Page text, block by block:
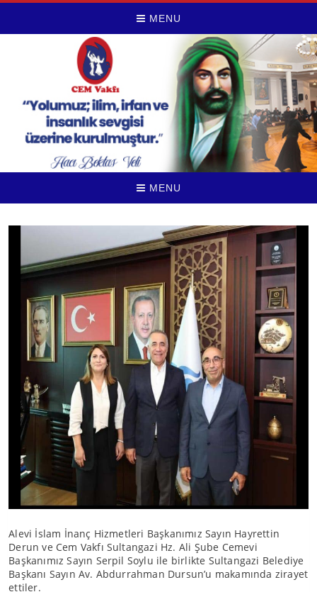
MENU
MENU
Alevi İslam İnanç Hizmetleri Başkanımız Sayın Hayrettin
Derun ve Cem Vakfı Sultangazi Hz. Ali Şube Cemevi
Başkanımız Sayın Serpil Soylu ile birlikte Sultangazi Belediye
Başkanı Sayın Av. Abdurrahman Dursun’u makamında zirayet
ettiler.